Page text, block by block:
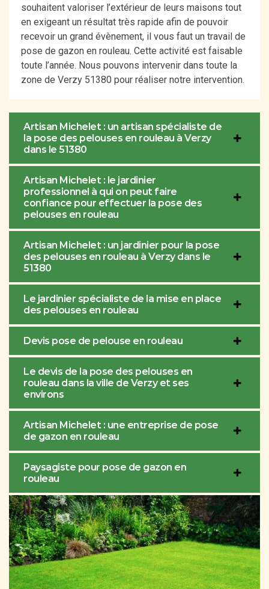
souhaitent valoriser l’extérieur de leurs maisons tout
en exigeant un résultat très rapide afin de pouvoir
recevoir un grand évènement, il vous faut un travail de
pose de gazon en rouleau. Cette activité est faisable
toute l’année. Nous pouvons intervenir dans toute la
zone de Verzy 51380 pour réaliser notre intervention.
Artisan Michelet : un artisan spécialiste de
la pose des pelouses en rouleau à Verzy
dans le 51380
Artisan Michelet : le jardinier
professionnel à qui on peut faire
confiance pour effectuer la pose des
pelouses en rouleau
Artisan Michelet : un jardinier pour la pose
des pelouses en rouleau à Verzy dans le
51380
Le jardinier spécialiste de la mise en place
des pelouses en rouleau
Devis pose de pelouse en rouleau
Le devis de la pose des pelouses en
rouleau dans la ville de Verzy et ses
environs
Artisan Michelet : une entreprise de pose
de gazon en rouleau
Paysagiste pour pose de gazon en
rouleau